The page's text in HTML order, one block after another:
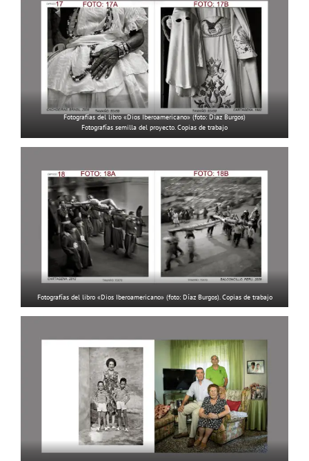
Fotografías del libro «Dios Iberoamericano» (foto: Díaz Burgos)
Fotografías semilla del proyecto. Copias de trabajo
Fotografías del libro «Dios Iberoamericano» (foto: Díaz Burgos). Copias de trabajo